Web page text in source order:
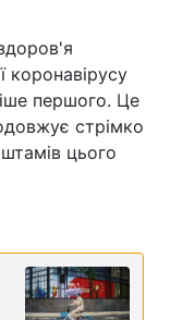
коронавірусу
першого. Це
стрімко
цього